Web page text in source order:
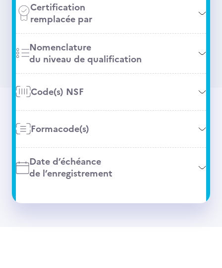
Certification
remplacée par
Nomenclature
du niveau de qualification
Code(s) NSF
Formacode(s)
Date d’échéance
de l’enregistrement